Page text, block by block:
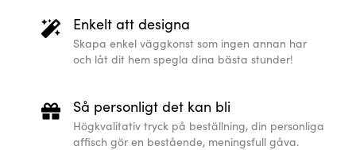
Enkelt att designa
Skapa enkel väggkonst som ingen annan har
och låt dit hem spegla dina bästa stunder!
Så personligt det kan bli
Högkvalitativ tryck på beställning, din personliga
affisch gör en bestående, meningsfull gåva.